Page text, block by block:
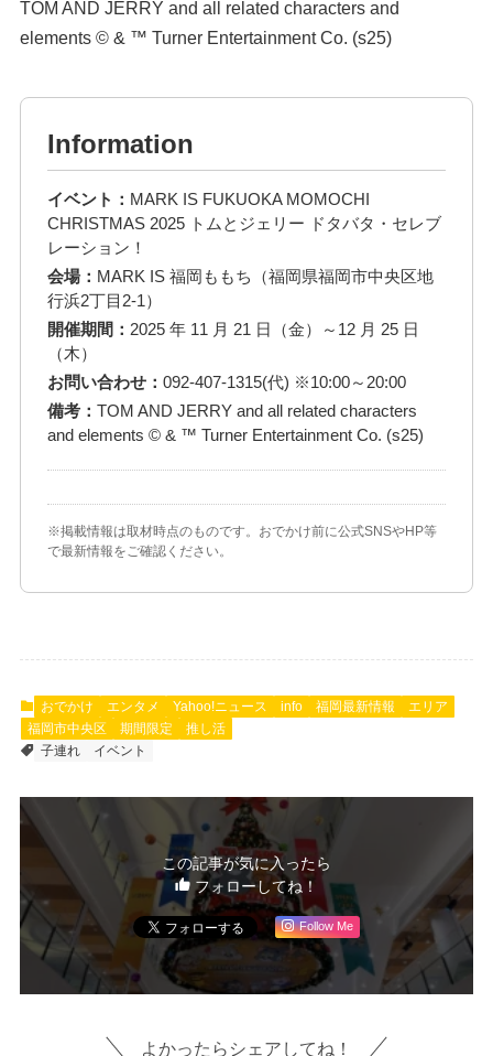
TOM AND JERRY and all related characters and
elements © & ™ Turner Entertainment Co. (s25)
Information
イベント： MARK IS FUKUOKA MOMOCHI
CHRISTMAS 2025 トムとジェリー ドタバタ・セレブ
レーション！
会場： MARK IS 福岡ももち（福岡県福岡市中央区地
行浜2丁目2-1）
開催期間： 2025 年 11 月 21 日（金）～12 月 25 日
（木）
お問い合わせ： 092-407-1315(代) ※10:00～20:00
備考： TOM AND JERRY and all related characters
and elements © & ™ Turner Entertainment Co. (s25)
※掲載情報は取材時点のものです。おでかけ前に公式SNSやHP等
で最新情報をご確認ください。
おでかけ エンタメ Yahoo!ニュース info 福岡最新情報
エリア
福岡市中央区
期間限定
推し活
子連れ
イベント
この記事が気に入ったら
フォローしてね！
Follow Me
よかったらシェアしてね！